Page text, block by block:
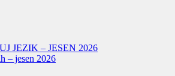
JEZIK – JESEN 2026
– jesen 2026